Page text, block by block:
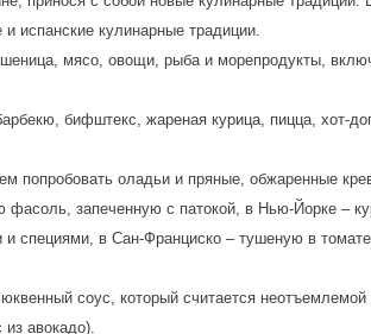
испанские кулинарные традиции.
мясо, овощи, рыба и морепродукты,
бифштекс, жареная курица, пицца, хот-
оладьи и пряные, обжаренные
фасоль, запеченную с патокой, в Нью-Йорке –
специями, в Сан-Франциско – тушеную в
соус, который считается
из авокадо).